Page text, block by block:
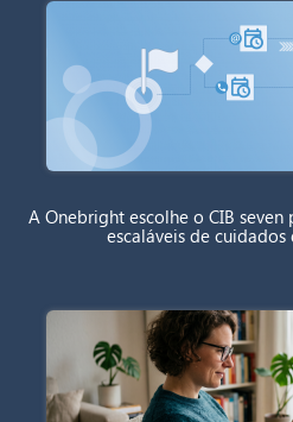
A Onebright escolhe o CIB
escaláveis de